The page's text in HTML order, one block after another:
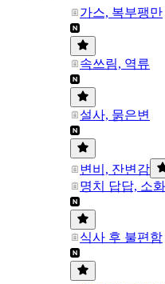
가스, 복부팽만
속쓰림, 역류
설사, 묽은변
변비, 잔변감
명치 답답, 소
식사 후 불편함